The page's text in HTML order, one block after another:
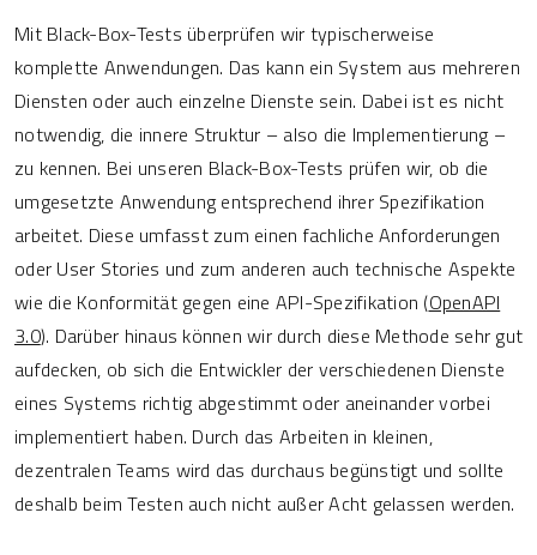
Mit Black-Box-Tests überprüfen wir typischerweise
komplette Anwendungen. Das kann ein System aus mehreren
Diensten oder auch einzelne Dienste sein. Dabei ist es nicht
notwendig, die innere Struktur – also die Implementierung –
zu kennen. Bei unseren Black-Box-Tests prüfen wir, ob die
umgesetzte Anwendung entsprechend ihrer Spezifikation
arbeitet. Diese umfasst zum einen fachliche Anforderungen
oder User Stories und zum anderen auch technische Aspekte
wie die Konformität gegen eine API-Spezifikation (OpenAPI
3.0). Darüber hinaus können wir durch diese Methode sehr gut
aufdecken, ob sich die Entwickler der verschiedenen Dienste
eines Systems richtig abgestimmt oder aneinander vorbei
implementiert haben. Durch das Arbeiten in kleinen,
dezentralen Teams wird das durchaus begünstigt und sollte
deshalb beim Testen auch nicht außer Acht gelassen werden.